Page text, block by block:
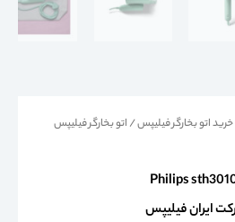
خرید اتو بخارگر فیلیپس/ اتو بخارگر فیلیپس